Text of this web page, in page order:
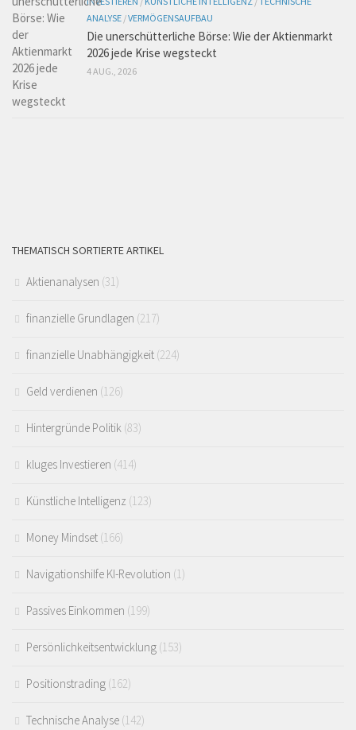
ANALYSE /VERMÖGENSAUFBAU
Die unerschütterliche Börse: Wie der Aktienmarkt
2026 jede Krise wegsteckt
4 AUG., 2026
THEMATISCH SORTIERTE ARTIKEL
Aktienanalysen (31)
finanzielle Grundlagen (217)
finanzielle Unabhängigkeit (224)
Geld verdienen (126)
Hintergründe Politik (83)
kluges Investieren (414)
Künstliche Intelligenz (123)
Money Mindset (166)
Navigationshilfe KI-Revolution (1)
Passives Einkommen (199)
Persönlichkeitsentwicklung (153)
Positionstrading (162)
Technische Analyse (142)